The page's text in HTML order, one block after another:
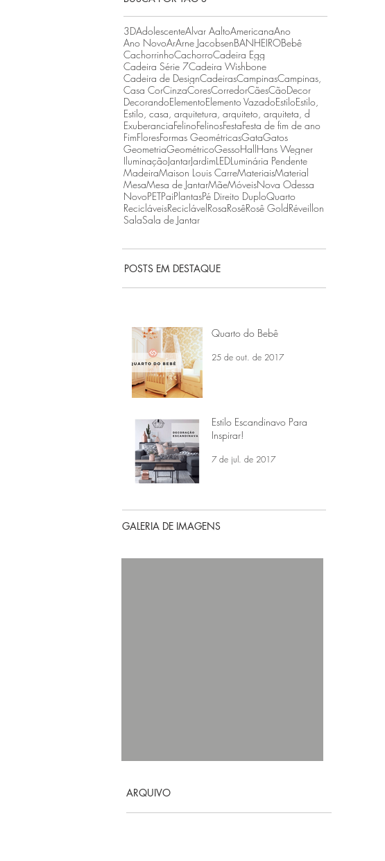
3DAdolescenteAlvar AaltoAmericanaAno
Ano NovoArArne JacobsenBANHEIROBebê
CachorrinhoCachorroCadeira Egg
Cadeira Série 7Cadeira Wishbone
Cadeira de DesignCadeirasCampinasCampinas,
Casa CorCinzaCoresCorredorCãesCãoDecor
DecorandoElementoElemento VazadoEstiloEstilo,
Estilo, casa, arquitetura, arquiteto, arquiteta, d
ExuberanciaFelinoFelinosFestaFesta de fim de ano
FimFloresFormas GeométricasGataGatos
GeometriaGeométricoGessoHallHans Wegner
IluminaçãoJantarJardimLEDLuminária Pendente
MadeiraMaison Louis CarreMateriaisMaterial
MesaMesa de JantarMãeMóveisNova Odessa
NovoPETPaiPlantasPé Direito DuploQuarto
RecicláveisReciclávelRosaRosêRosê GoldRéveillon
SalaSala de Jantar
POSTS EM DESTAQUE
Quarto do Bebê
25 de out. de 2017
Estilo Escandinavo Para
Inspirar!
7 de jul. de 2017
GALERIA DE IMAGENS
ARQUIVO